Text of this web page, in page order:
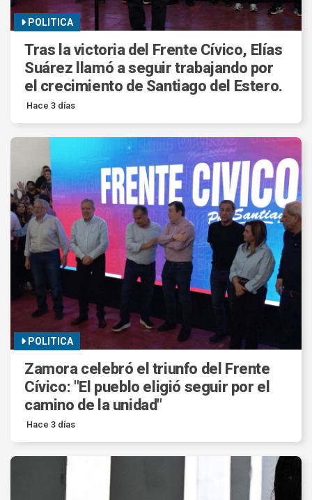
POLITICA
Tras la victoria del Frente Cívico, Elías
Suárez llamó a seguir trabajando por
el crecimiento de Santiago del Estero.
Hace 3 días
POLITICA
Zamora celebró el triunfo del Frente
Cívico: "El pueblo eligió seguir por el
camino de la unidad"
Hace 3 días